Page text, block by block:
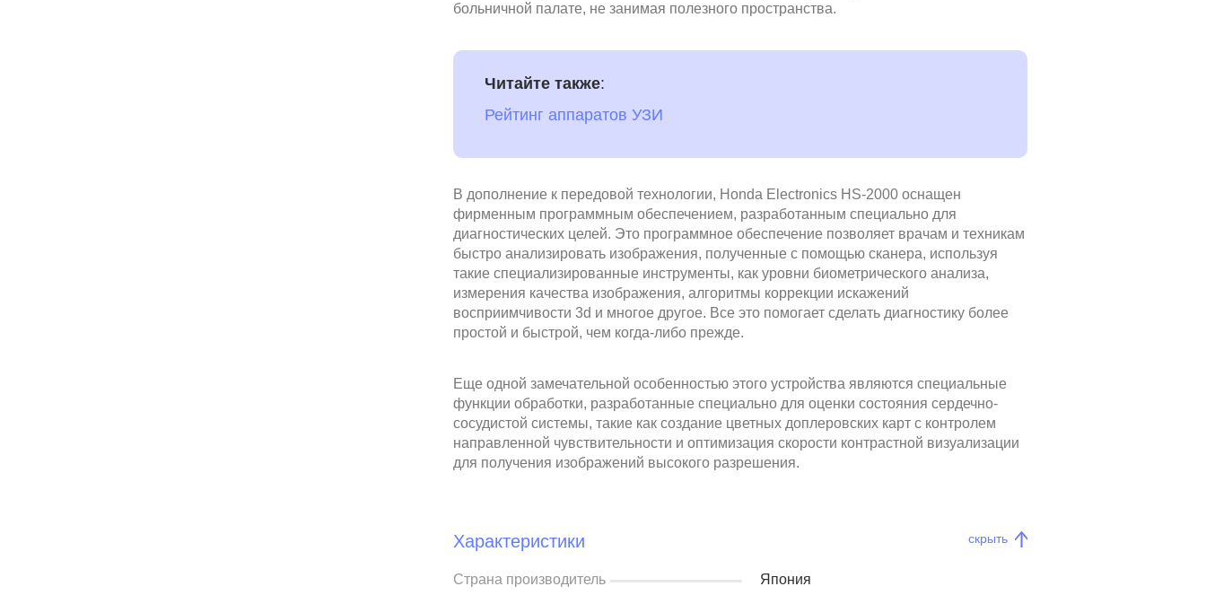
больничной палате, не занимая полезного пространства.
Читайте также:
Рейтинг аппаратов УЗИ
В дополнение к передовой технологии, Honda Electronics HS-2000 оснащен
фирменным программным обеспечением, разработанным специально для
диагностических целей. Это программное обеспечение позволяет врачам и техникам
быстро анализировать изображения, полученные с помощью сканера, используя
такие специализированные инструменты, как уровни биометрического анализа,
измерения качества изображения, алгоритмы коррекции искажений
восприимчивости 3d и многое другое. Все это помогает сделать диагностику более
простой и быстрой, чем когда-либо прежде.
Еще одной замечательной особенностью этого устройства являются специальные
функции обработки, разработанные специально для оценки состояния сердечно-
сосудистой системы, такие как создание цветных доплеровских карт с контролем
направленной чувствительности и оптимизация скорости контрастной визуализации
для получения изображений высокого разрешения.
Характеристики скрыть
Страна производитель Япония